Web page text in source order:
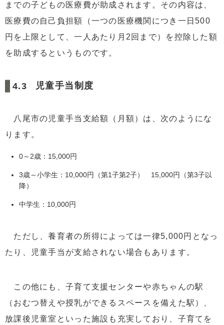
までの子どもの医療費が助成されます。その内容は、
医療費の自己負担額（一つの医療機関につき一日500
円を上限として、一人あたり月2回まで）を控除した額
を助成するというものです。
児童手当制度
八尾市の児童手当支給額（月額）は、次のようにな
ります。
0～2歳：15,000円
3歳～小学生：10,000円（第1子第2子） 15,000円（第3子以
降）
中学生：10,000円
ただし、養育者の所得によっては一律5,000円となっ
たり、児童手当が支給されない場合もあります。
この他にも、子育て支援センターや赤ちゃんの駅
（おむつ替えや授乳ができるスペースを備えた駅）、
放課後児童室といった施設も充実しており、子育てを